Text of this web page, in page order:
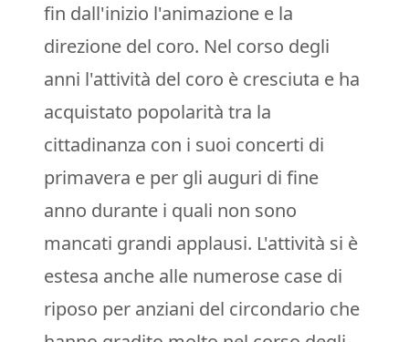
fin dall'inizio l'animazione e la
direzione del coro. Nel corso degli
anni l'attività del coro è cresciuta e ha
acquistato popolarità tra la
cittadinanza con i suoi concerti di
primavera e per gli auguri di fine
anno durante i quali non sono
mancati grandi applausi. L'attività si è
estesa anche alle numerose case di
riposo per anziani del circondario che